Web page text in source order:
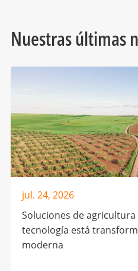
Nuestras últimas
jul. 24, 2026
Soluciones de
tecnología está
moderna